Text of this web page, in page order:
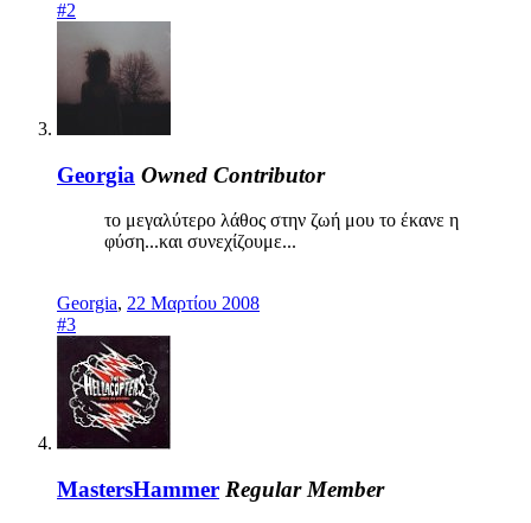
#2
Georgia Owned Contributor
το μεγαλύτερο λάθος στην ζωή μου το έκανε η
φύση...και συνεχίζουμε...
Georgia, 22 Μαρτίου 2008
#3
MastersHammer Regular Member